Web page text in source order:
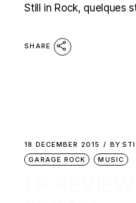
Still in Rock, quelques
SHARE
18 DECEMBER 2015 BY
GARAGE ROCK
MUSIC